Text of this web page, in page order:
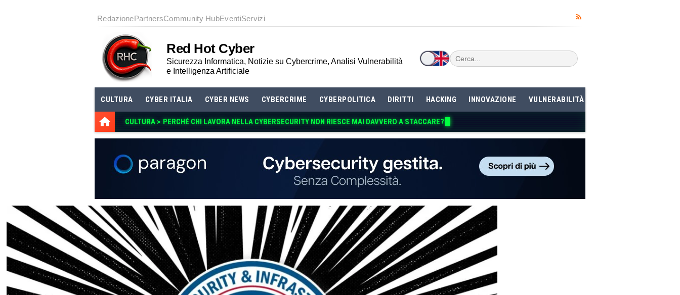
RedazionePartnersCommunity HubEventiServizi
Red Hot Cyber
Sicurezza Informatica, Notizie su Cybercrime, Analisi Vulnerabilità
e Intelligenza Artificiale
CULTURA CYBER ITALIA CYBER NEWS CYBERCRIME CYBERPOLITICA DIRITTI HACKING INNOVAZIONE VULNERABILITÀ
CULTURA > PERCHÉ CHI LAVORA NELLA CYBERSECURITY NON RIESCE MAI DAVVERO A